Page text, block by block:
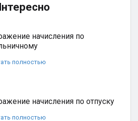
начисления по
полностью
начисления по отпуску
полностью